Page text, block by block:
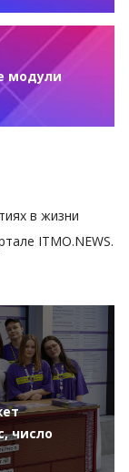
модули
в жизни
ITMO.NEWS.
число